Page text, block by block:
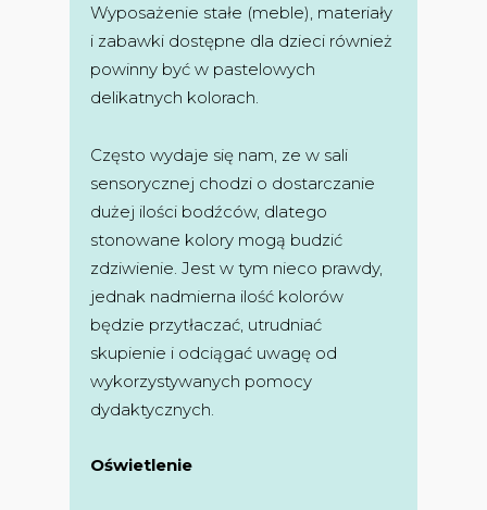
Wyposażenie stałe (meble), materiały
i zabawki dostępne dla dzieci również
powinny być w pastelowych
delikatnych kolorach.
Często wydaje się nam, ze w sali
sensorycznej chodzi o dostarczanie
dużej ilości bodźców, dlatego
stonowane kolory mogą budzić
zdziwienie. Jest w tym nieco prawdy,
jednak nadmierna ilość kolorów
będzie przytłaczać, utrudniać
skupienie i odciągać uwagę od
wykorzystywanych pomocy
dydaktycznych.
Oświetlenie